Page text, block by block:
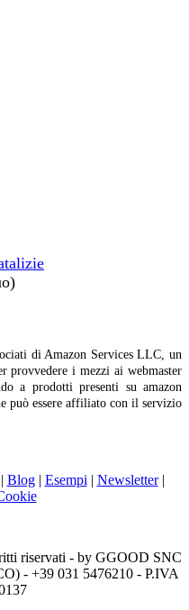
di Amazon Services LLC, un
provvedere i mezzi ai webmaster
a prodotti presenti su amazon
può essere affiliato con il servizio
| Blog| Esempi | Newsletter|
riservati - by GGOOD SNC
- +39 031 5476210 - P.IVA